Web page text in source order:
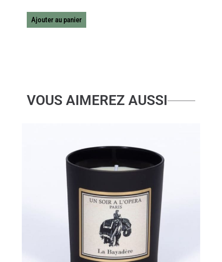
OPERA
LA
Ajouter au panier
VOUS AIMEREZ AUSSI